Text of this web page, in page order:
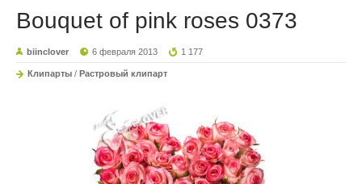
Bouquet of pink roses 0373
biinclover 6 февраля 2013 1 177
Клипарты / Растровый клипарт